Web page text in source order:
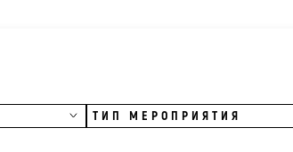
ТИП МЕРОПРИЯТИЯ